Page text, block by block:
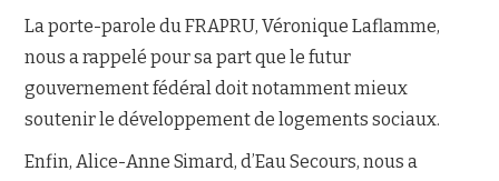
La porte-parole du FRAPRU, Véronique Laflamme,
nous a rappelé pour sa part que le futur
gouvernement fédéral doit notamment mieux
soutenir le développement de logements sociaux.
Enfin, Alice-Anne Simard, d’Eau Secours, nous a